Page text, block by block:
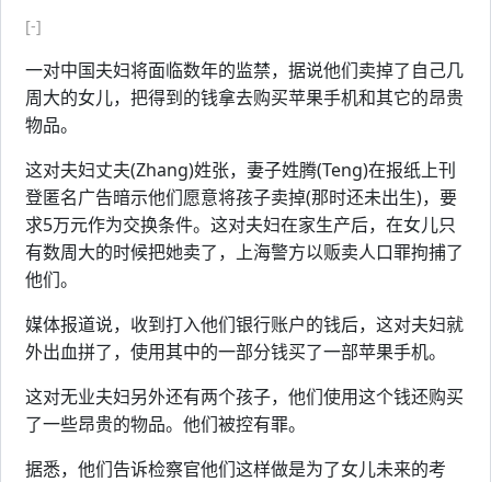
[-]
一对中国夫妇将面临数年的监禁，据说他们卖掉了自己几
周大的女儿，把得到的钱拿去购买苹果手机和其它的昂贵
物品。
这对夫妇丈夫(Zhang)姓张，妻子姓腾(Teng)在报纸上刊
登匿名广告暗示他们愿意将孩子卖掉(那时还未出生)，要
求5万元作为交换条件。这对夫妇在家生产后，在女儿只
有数周大的时候把她卖了，上海警方以贩卖人口罪拘捕了
他们。
媒体报道说，收到打入他们银行账户的钱后，这对夫妇就
外出血拼了，使用其中的一部分钱买了一部苹果手机。
这对无业夫妇另外还有两个孩子，他们使用这个钱还购买
了一些昂贵的物品。他们被控有罪。
据悉，他们告诉检察官他们这样做是为了女儿未来的考